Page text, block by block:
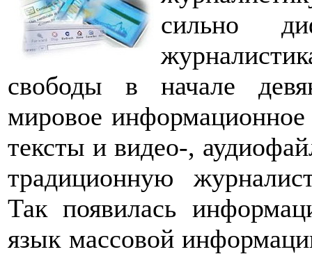
сильно
свободы в начале
мировое информационное
тексты и видео-,
традиционную
Так появилась
язык массовой